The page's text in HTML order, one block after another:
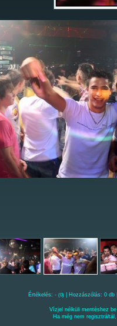
Értékelés: - (0) | Hozzászólás: 0
Vízjel nélküli mentéshez
Ha még nem